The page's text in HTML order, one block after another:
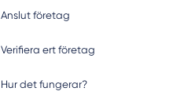
Anslut företag
Verifiera ert företag
Hur det fungerar?